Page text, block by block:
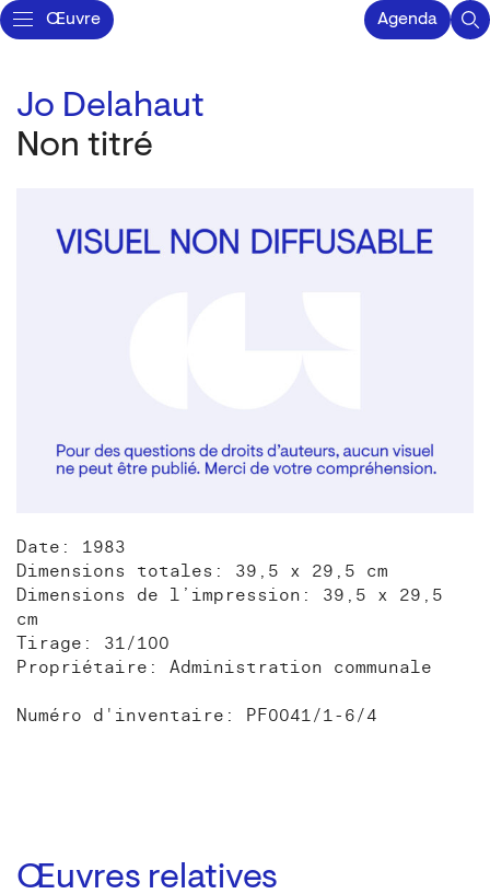
Œuvre Agenda
Jo Delahaut
Non titré
Date: 1983
Dimensions totales: 39,5 x 29,5 cm
Dimensions de l’impression: 39,5 x 29,5
cm
Tirage: 31/100
Propriétaire: Administration communale
Numéro d'inventaire: PF0041/1-6/4
Œuvres relatives